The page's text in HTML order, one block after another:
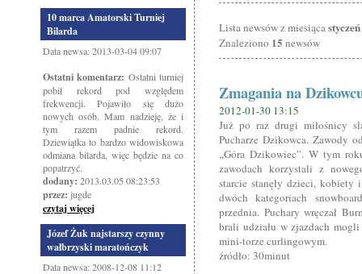
10 marca Amatorski Turniej
Bilarda
Data newsa: 2013-03-04 09:07
Ostatni komentarz: Ostatni turniej
pobił rekord pod względem
frekwencji. Pojawiło się dużo
nowych osób. Mam nadzieję, że i
tym razem padnie rekord.
Dziewiątka to bardzo widowiskowa
odmiana bilarda, więc będzie na co
popatrzyć.
dodany: 2013.03.05 08:23:53
przez: jugde
czytaj więcej
Józef Żuk najstarszy czynny
wałbrzyski maratończyk
Data newsa: 2008-12-08 11:12
Lista newsów z miesiąca
Znaleziono 15 newsów
Zmagania na
2012-01-30 13:15
Już po raz drugi miłośnicy
Pucharze Dzikowca. Zawody
,,Góra Dzikowiec”. W tym
zawodach korzystali z
starcie stanęły dzieci,
dwóch kategoriach
przednia. Puchary wręczał
brali udziału w zjazdach
mini-torze curlingowym.
źródło: 30minut